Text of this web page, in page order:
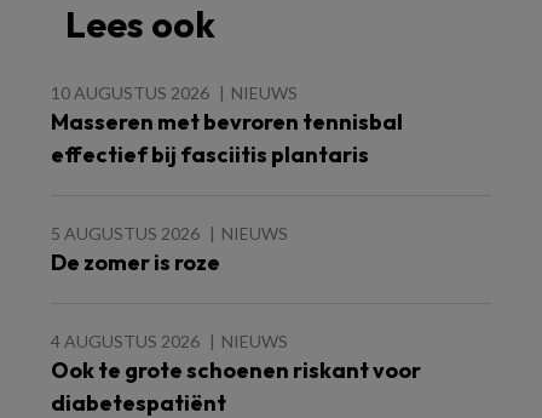
Lees ook
10 AUGUSTUS 2026 NIEUWS
Masseren met bevroren tennisbal
effectief bij fasciitis plantaris
5 AUGUSTUS 2026 NIEUWS
De zomer is roze
4 AUGUSTUS 2026 NIEUWS
Ook te grote schoenen riskant voor
diabetespatiënt